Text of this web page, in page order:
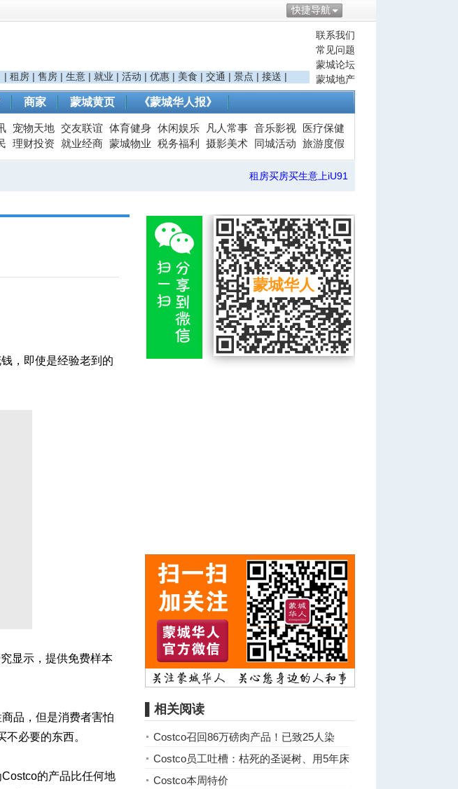
快捷导航
联系我们
常见问题
蒙城论坛
蒙城地产
| 租房 | 售房 | 生意 | 就业 | 活动 | 优惠 | 美食 | 交通 | 景点 | 接送 |
商家 蒙城黄页 《蒙城华人报》
宠物天地 交友联谊 体育健身 休闲娱乐 凡人常事 音乐影视
医疗保健
理财投资 就业经商 蒙城物业 税务福利 摄影美术 同城活动 旅游度假
租房买房买生意上iU91
，即使是经验老到的
显示，提供免费样本
品，但是消费者害怕
必要的东西。
的产品比任何地
▌相关阅读
Costco召回86万磅肉产品！已致25人染
病！
Costco员工吐槽：枯死的圣诞树、用5年床
单都退
Costco本周特价